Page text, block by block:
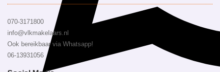
070-3171800
info@vlkmakelaars.nl
Ook bereikbaar via Whatsapp!
06-13931056